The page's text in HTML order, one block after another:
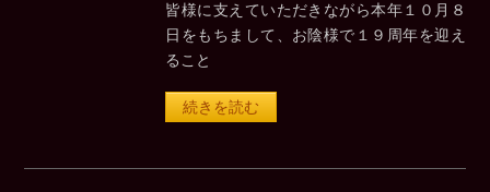
皆様に支えていただきながら本年１０月８
日をもちまして、お陰様で１９周年を迎え
ること
続きを読む